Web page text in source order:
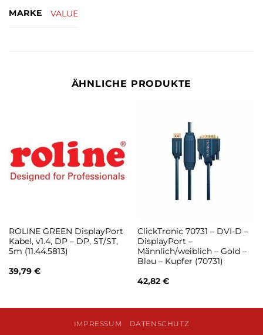
MARKE VALUE
ÄHNLICHE PRODUKTE
ROLINE GREEN DisplayPort
Kabel, v1.4, DP – DP, ST/ST,
5m (11.44.5813)
39,79 €
ClickTronic 70731 – DVI-D –
DisplayPort –
Männlich/weiblich – Gold –
Blau – Kupfer (70731)
42,82 €
IMPRESSUM DATENSCHUTZ